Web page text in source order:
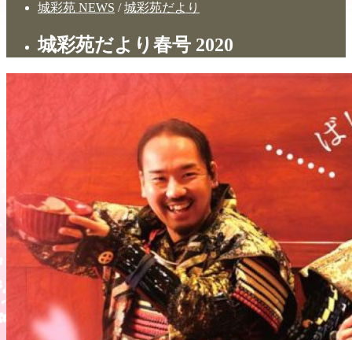
城彩苑 NEWS /城彩苑だより
城彩苑だより春号 2020